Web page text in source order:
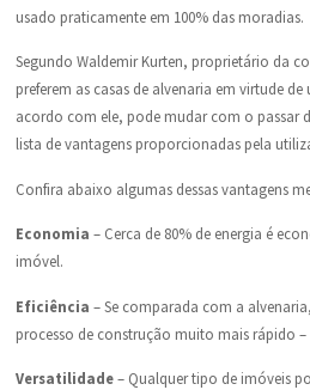
usado praticamente em 100% das moradias.
Segundo Waldemir Kurten, proprietário da
preferem as casas de alvenaria em virtude
acordo com ele, pode mudar com o passar
lista de vantagens proporcionadas pela
Confira abaixo algumas dessas vantagens
Economia – Cerca de 80% de energia é
imóvel.
Eficiência – Se comparada com a
processo de construção muito mais rápido –
Versatilidade– Qualquer tipo de imóveis